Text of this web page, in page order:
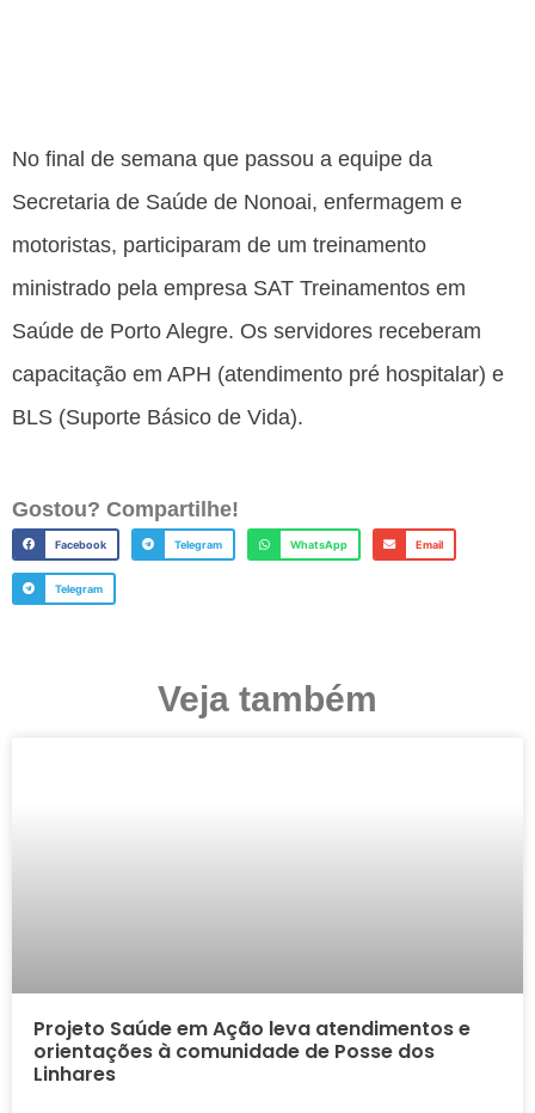
No final de semana que passou a equipe da
Secretaria de Saúde de Nonoai, enfermagem e
motoristas, participaram de um treinamento
ministrado pela empresa SAT Treinamentos em
Saúde de Porto Alegre. Os servidores receberam
capacitação em APH (atendimento pré hospitalar) e
BLS (Suporte Básico de Vida).
Gostou? Compartilhe!
Facebook Telegram WhatsApp Email
Telegram
Veja também
Projeto Saúde em Ação leva atendimentos e
orientações à comunidade de Posse dos
Linhares